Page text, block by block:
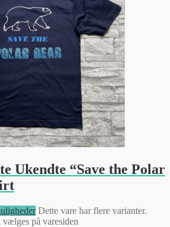
Ukendte “Save the Polar
Dette vare har flere varianter.
på varesiden